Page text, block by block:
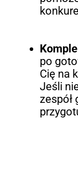
po
Cię na
Jeśli
zespół